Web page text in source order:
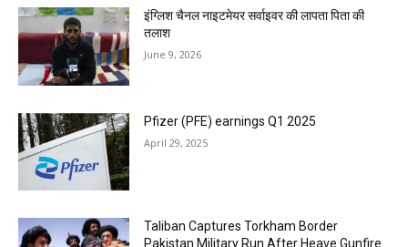
इंग्लिश चैनल नाइटमेयर सर्वाइवर की लापता पिता की
तलाश
June 9, 2026
Pfizer (PFE) earnings Q1 2025
April 29, 2025
Taliban Captures Torkham Border
Pakistan Military Run After Heave Gunfire